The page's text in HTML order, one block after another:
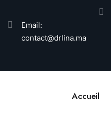
Email:
contact@drlina.ma
Accueil